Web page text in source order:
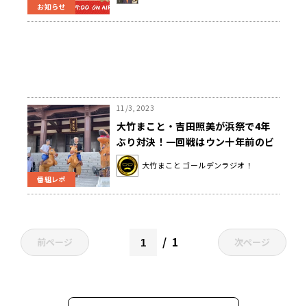
お知らせ
番組レポ
11/3, 2023
大竹まこと・吉田照美が浜祭で4年
ぶり対決！一回戦はウン十年前のビ
キニを着たあの出演者のダンスバト
ル
大竹まこと ゴールデンラジオ！
前ページ 1 次ページ